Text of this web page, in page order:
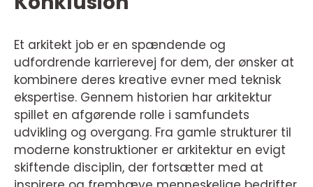
Et arkitekt job er en spændende og
udfordrende karrierevej for dem, der ønsker at
kombinere deres kreative evner med teknisk
ekspertise. Gennem historien har arkitektur
spillet en afgørende rolle i samfundets
udvikling og overgang. Fra gamle strukturer til
moderne konstruktioner er arkitektur en evigt
skiftende disciplin, der fortsætter med at